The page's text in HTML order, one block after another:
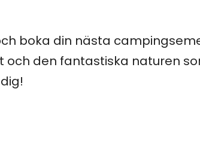
boka din nästa
och den fantastiska naturen